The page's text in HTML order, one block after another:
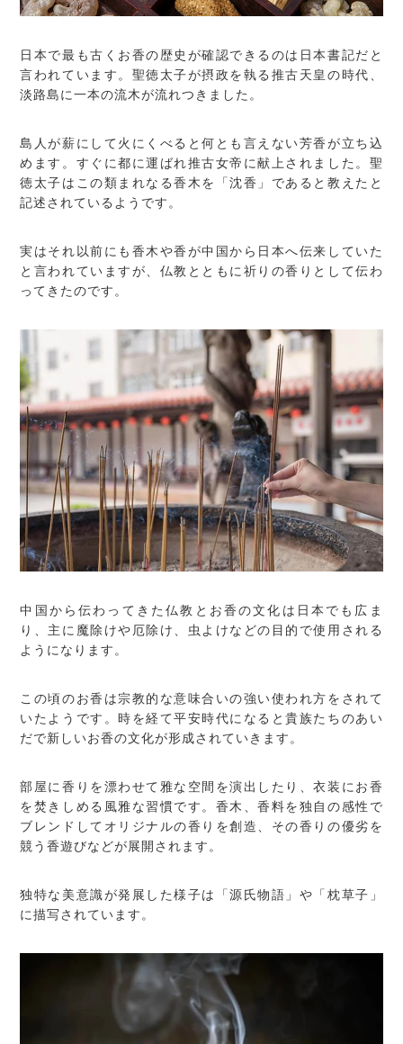
日本で最も古くお香の歴史が確認できるのは日本書記だと
言われています。聖徳太子が摂政を執る推古天皇の時代、
淡路島に一本の流木が流れつきました。
島人が薪にして火にくべると何とも言えない芳香が立ち込
めます。すぐに都に運ばれ推古女帝に献上されました。聖
徳太子はこの類まれなる香木を「沈香」であると教えたと
記述されているようです。
実はそれ以前にも香木や香が中国から日本へ伝来していた
と言われていますが、仏教とともに祈りの香りとして伝わ
ってきたのです。
中国から伝わってきた仏教とお香の文化は日本でも広ま
り、主に魔除けや厄除け、虫よけなどの目的で使用される
ようになります。
この頃のお香は宗教的な意味合いの強い使われ方をされて
いたようです。時を経て平安時代になると貴族たちのあい
だで新しいお香の文化が形成されていきます。
部屋に香りを漂わせて雅な空間を演出したり、衣装にお香
を焚きしめる風雅な習慣です。香木、香料を独自の感性で
ブレンドしてオリジナルの香りを創造、その香りの優劣を
競う香遊びなどが展開されます。
独特な美意識が発展した様子は「源氏物語」や「枕草子」
に描写されています。